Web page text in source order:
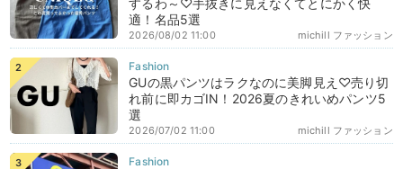
するわ～♡手抜きに見えなくてとにかく快
適！名品5選
michill ファッション
2026/08/02 11:00
GUの黒パンツはラクなのに美脚見え♡売り切
れ前に即カゴIN！2026夏のきれいめパンツ5
選
michill ファッション
2026/07/02 11:00